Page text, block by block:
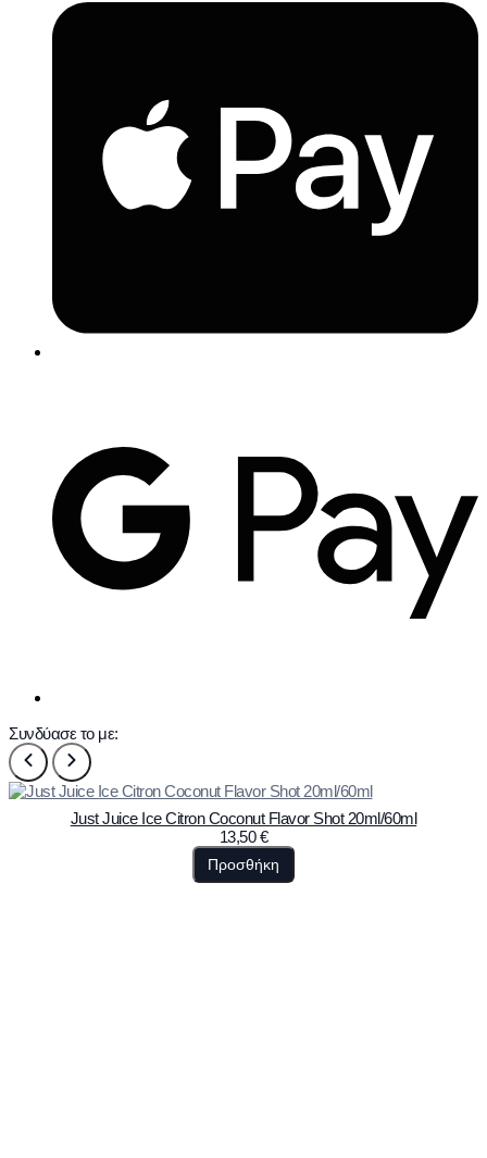
Συνδύασε το με:
Just Juice Ice Citron Coconut Flavor Shot 20ml/60ml
13,50€
Προσθήκη